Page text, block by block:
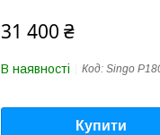
31 400 ₴
В наявності Код: Singo
Купити